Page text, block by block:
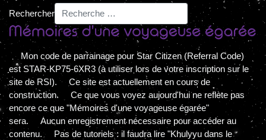
Rechercher
Mon code de parrainage pour Star Citizen (Referral Code)
est STAR-KP75-6XR3 (à utiliser lors de votre inscription sur le
site de RSI). Ce site est actuellement en cours de
construction. Ce que vous voyez aujourd'hui ne reflète pas
encore ce que "Mémoires d'une voyageuse égarée"
sera. Aucun enregistrement nécessaire pour accéder au
contenu. Pas de tutoriels : il faudra lire "Khulyyu dans le